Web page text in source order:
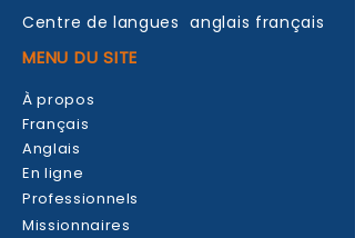
Centre de languesanglais français
MENU DU SITE
À propos
Français
Anglais
En ligne
Professionnels
Missionnaires